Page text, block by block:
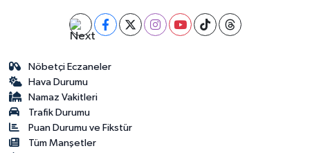
Nöbetçi Eczaneler
Hava Durumu
Namaz Vakitleri
Trafik Durumu
Puan Durumu ve Fikstür
Tüm Manşetler